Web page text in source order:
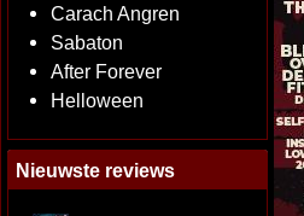
Carach Angren
Sabaton
After Forever
Helloween
Nieuwste reviews